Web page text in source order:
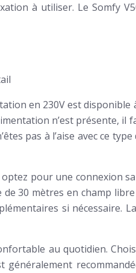
à utiliser. Le Somfy
en 230V est
n’est présente,
pas à l’aise avec ce
pour une connexion
30 mètres en champ
si nécessaire.
au quotidien.